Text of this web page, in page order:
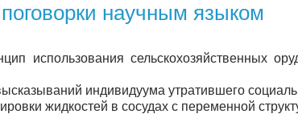
научным языком
использования сельскохозяйственных
индивидуума утратившего
жидкостей в сосудах с переменной